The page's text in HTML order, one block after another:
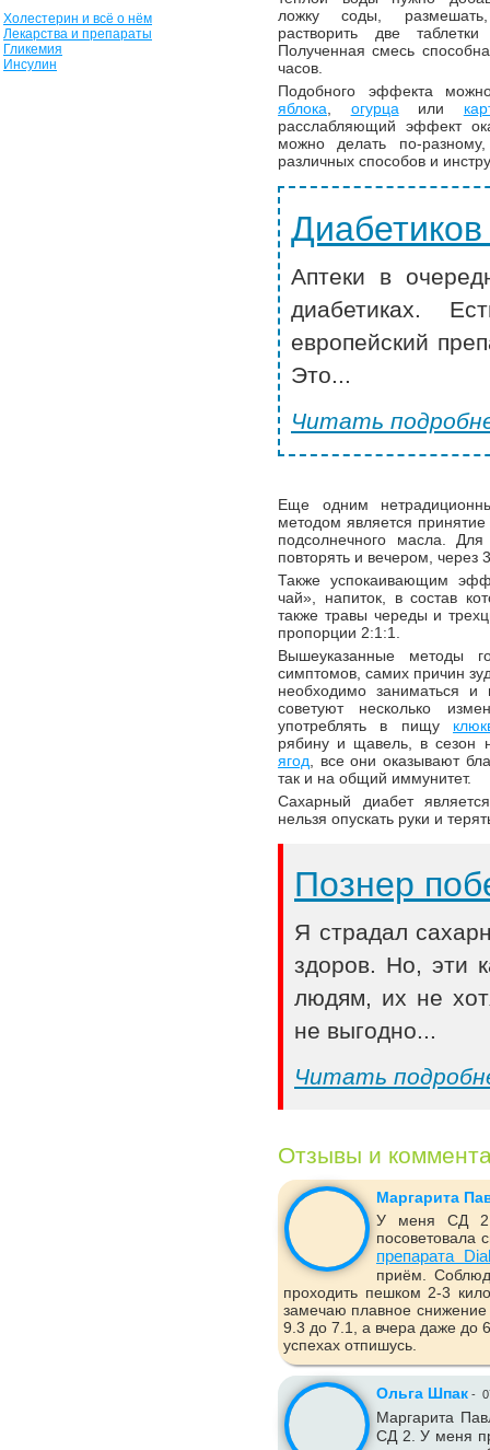
Холестерин и всё о нём
Лекарства и препараты
Гликемия
Инсулин
ложку соды,
растворить две
Полученная смесь
часов.
Подобного эффекта
яблока
огурца или
расслабляющий эффект
можно делать по-
различных способов и
Аптеки в
диабетиках.
европейский
Это...
Читать
Еще одним
методом является
подсолнечного масла.
повторять и вечером,
Также успокаивающим
чай», напиток, в состав
также травы череды и
пропорции 2:1:1.
Вышеуказанные методы
симптомов, самих причин
необходимо заниматься и
советуют несколько
употреблять в пищу
рябину и щавель, в сезон
ягод , все они оказывают
так и на общий иммунитет.
Сахарный диабет
нельзя опускать руки и
Познер
Я страдал
здоров. Но, эти
людям, их не
не выгодно...
Читать
Отзывы и
Маргарита
У меня СД 2
посоветовала
препарата
приём.
проходить пешком 2-3
замечаю плавное снижение
9.3 до 7.1, а вчера даже до
успехах отпишусь.
Ольга Шпак -
Маргарита
СД 2. У меня